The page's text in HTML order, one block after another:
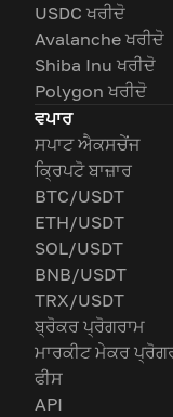
USDC ਖਰੀਦੋ
Avalanche ਖਰੀਦੋ
Shiba Inu ਖਰੀਦੋ
Polygon ਖਰੀਦੋ
ਵਪਾਰ
ਸਪਾਟ ਐਕਸਚੇਂਜ
ਕ੍ਰਿਪਟੋ ਬਾਜ਼ਾਰ
BTC/USDT
ETH/USDT
SOL/USDT
BNB/USDT
TRX/USDT
ਬ੍ਰੋਕਰ ਪ੍ਰੋਗਰਾਮ
ਮਾਰਕੀਟ ਮੇਕਰ
ਫੀਸ
API